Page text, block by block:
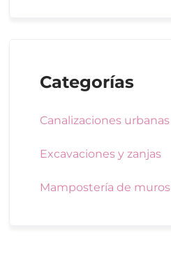
Categorías
Canalizaciones urbanas
Excavaciones y zanjas
Mampostería de muros